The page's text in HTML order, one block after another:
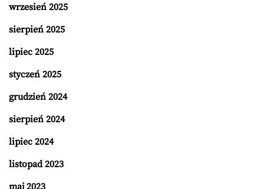
wrzesień 2025
sierpień 2025
lipiec 2025
styczeń 2025
grudzień 2024
sierpień 2024
lipiec 2024
listopad 2023
maj 2023